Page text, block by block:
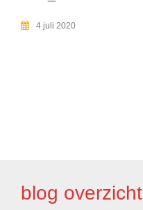
4 juli 2020
blog overzicht